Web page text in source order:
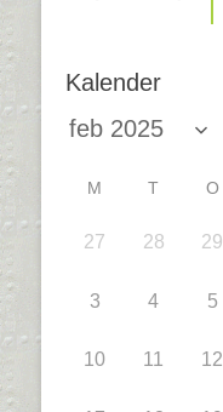
Kalender
M T O
27 28 29
3 4 5
10 11 12